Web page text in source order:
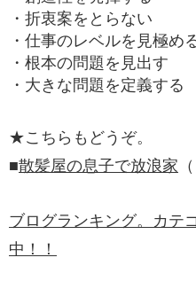
・折衷案をとらない
・仕事のレベルを見極め
・根本の問題を見出す
・大きな問題を定義する
★こちらもどうぞ。
■散髪屋の息子で放浪家
ブログランキング。カテ
中！！